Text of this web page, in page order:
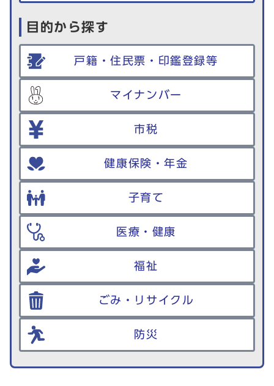
目的から探す
戸籍・住民票・印鑑登録等
マイナンバー
市税
健康保険・年金
子育て
医療・健康
福祉
ごみ・リサイクル
防災